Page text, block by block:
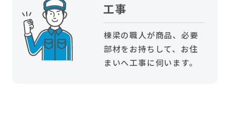
工事
棟梁の職人が商品、必要
部材をお持ちして、お住
まいへ工事に伺います。